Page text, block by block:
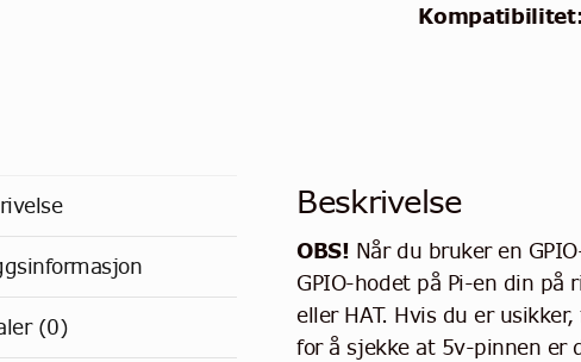
Kompatibilitet:
(0)
Beskrivelse
OBS! Når du bruker en
GPIO-hodet på Pi-en din på
eller HAT. Hvis du er
for å sjekke at 5v-pinnen er